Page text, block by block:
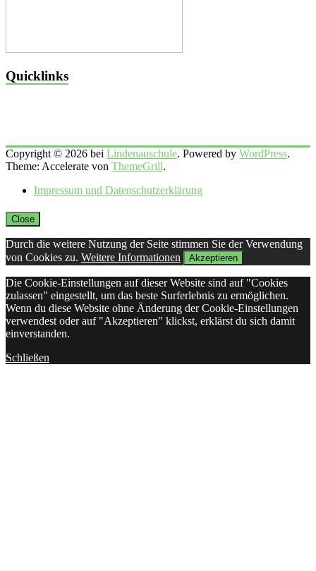
Quicklinks
Copyright © 2026 bei Lindenauschule. Powered by WordPress.
Theme: Accelerate von ThemeGrill.
Impressum und Datenschutzerklärung
Close
Durch die weitere Nutzung der Seite stimmen Sie der Verwendung
von Cookies zu. Weitere Informationen Akzeptieren
Die Cookie-Einstellungen auf dieser Website sind auf "Cookies
zulassen" eingestellt, um das beste Surferlebnis zu ermöglichen.
Wenn du diese Website ohne Änderung der Cookie-Einstellungen
verwendest oder auf "Akzeptieren" klickst, erklärst du sich damit
einverstanden.
Schließen